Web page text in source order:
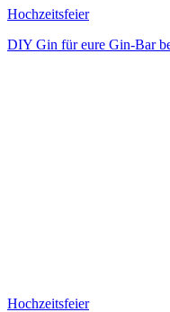
Hochzeitsfeier
DIY Gin für eure Gin-Bar
Hochzeitsfeier